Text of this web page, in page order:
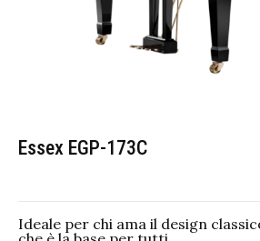
Essex EGP-173C
Ideale per chi ama il design